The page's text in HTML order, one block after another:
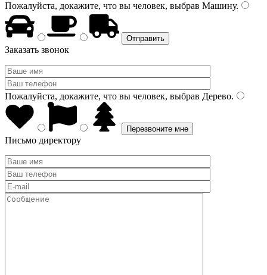
Пожалуйста, докажите, что вы человек, выбрав Машину.
Заказать звонок
Пожалуйста, докажите, что вы человек, выбрав Дерево.
Письмо директору